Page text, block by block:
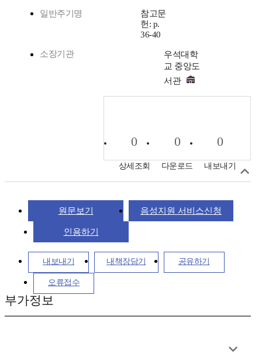
일반주기명
참고문
헌: p.
36-40
소장기관
우석대학
교 중앙도
서관
0
상세조회
0
다운로드
0
내보내기
원문보기 음성지원 서비스신청
인용하기
내보내기 내책장담기 공유하기
오류접수
부가정보